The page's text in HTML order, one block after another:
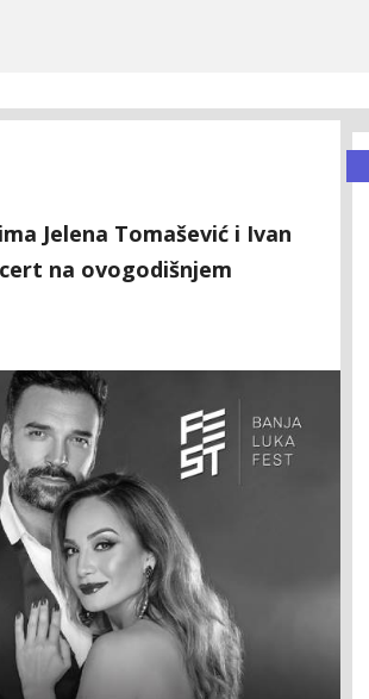
Jelena Tomašević i Ivan
na ovogodišnjem